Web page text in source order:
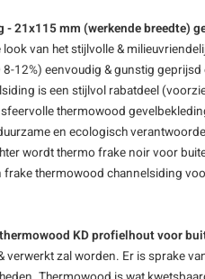
21x115 mm (werkende breedte)
van het stijlvolle &
12%) eenvoudig & gunstig
is een stijlvol rabatdeel
thermowood
en ecologisch
wordt thermo frake noir voor
thermowood channelsiding
KD profielhout voor
verwerkt zal worden. Er is sprake